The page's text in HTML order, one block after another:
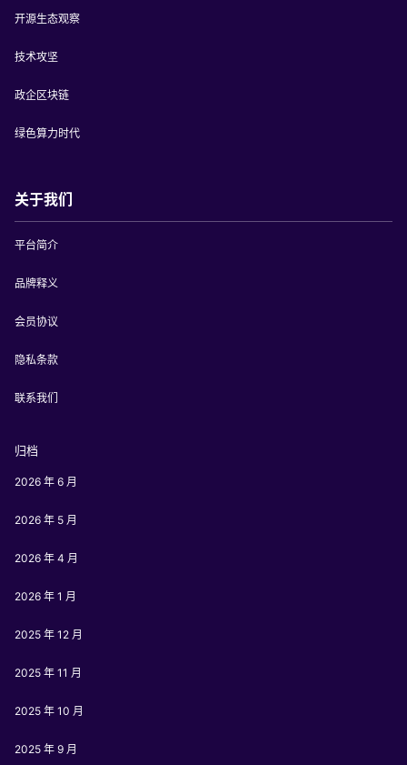
开源生态观察
技术攻坚
政企区块链
绿色算力时代
关于我们
平台简介
品牌释义
会员协议
隐私条款
联系我们
归档
2026 年 6 月
2026 年 5 月
2026 年 4 月
2026 年 1 月
2025 年 12 月
2025 年 11 月
2025 年 10 月
2025 年 9 月